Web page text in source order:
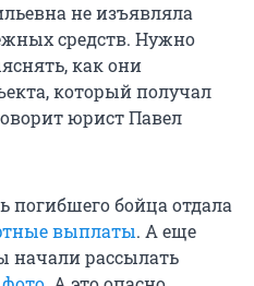
не изъявляла
средств. Нужно
как они
который получал
юрист Павел
бойца отдала
выплаты. А еще
начали рассылать